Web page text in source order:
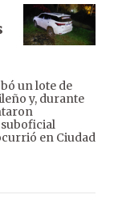
un lote de
y, durante
en Ciudad